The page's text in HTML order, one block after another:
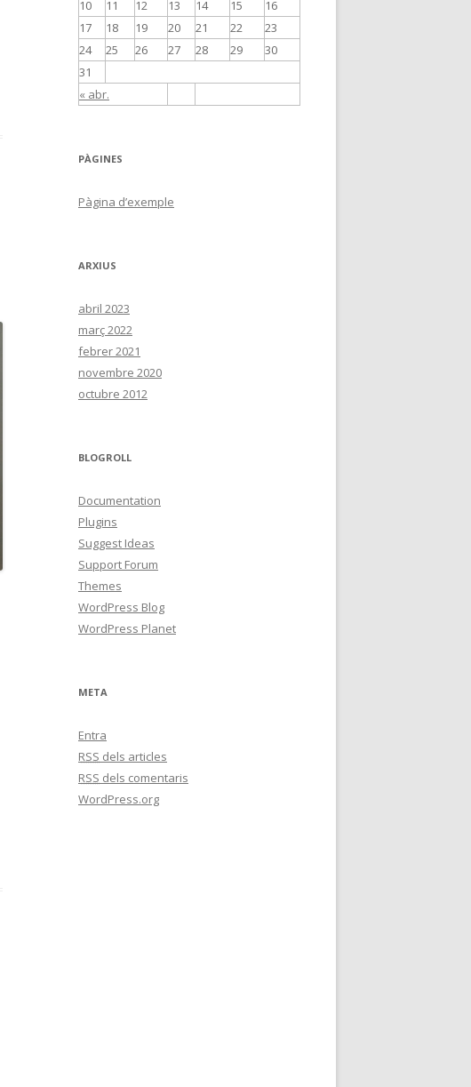
« abr.
10
11 12 13 14 15
16
17
18 19 20 21 22
23
24
25 26 27 28 29
30
31
PÀGINES
Pàgina d’exemple
ARXIUS
abril 2023
març 2022
febrer 2021
novembre 2020
octubre 2012
BLOGROLL
Documentation
Plugins
Suggest Ideas
Support Forum
Themes
WordPress Blog
WordPress Planet
META
Entra
RSS dels articles
RSS dels comentaris
WordPress.org